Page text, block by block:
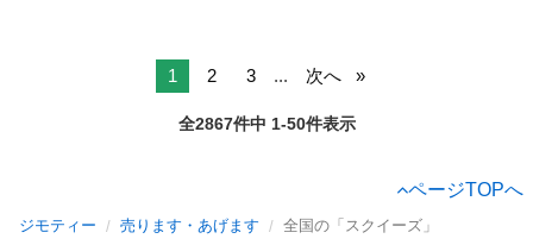
1 2 3 ... 次へ
全2867件中 1-50件表示
ページTOPへ
ジモティー 売ります・あげます 全国の「スクイーズ」